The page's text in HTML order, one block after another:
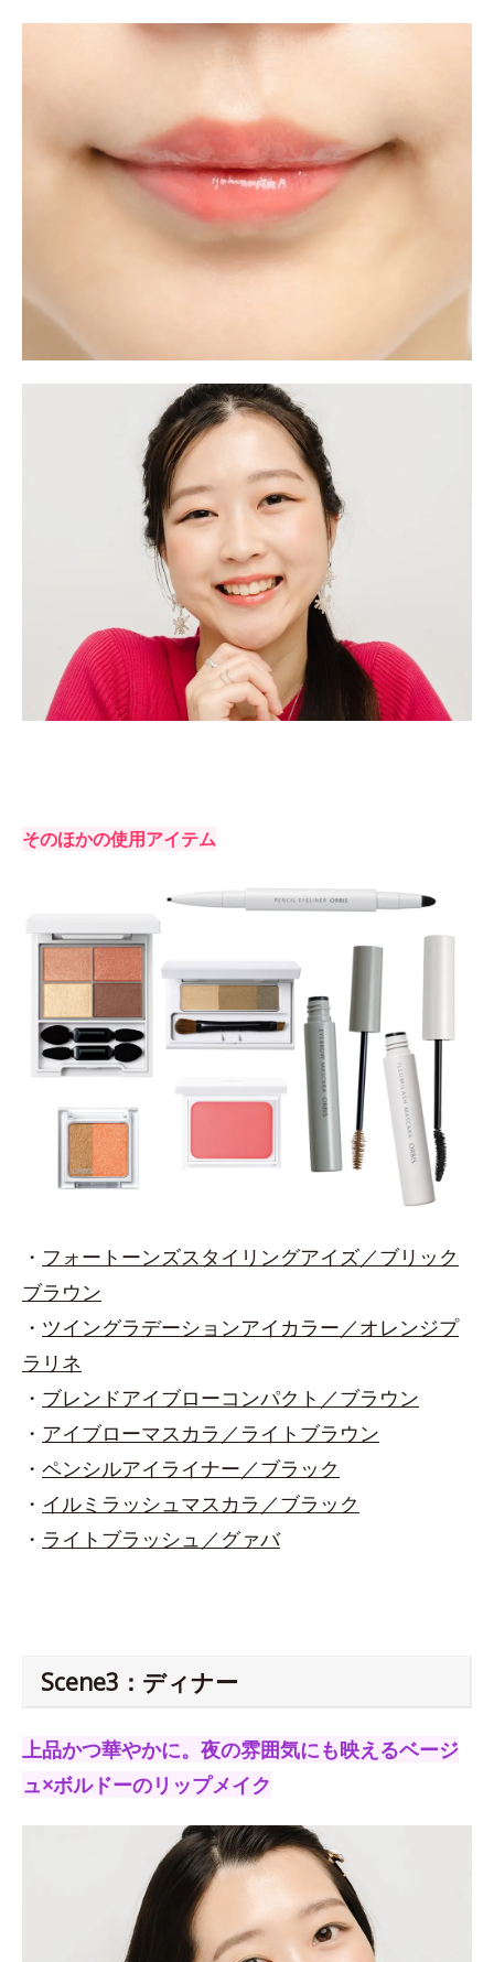
そのほかの使用アイテム
・ フォートーンズスタイリングアイズ／ブリック
ブラウン
・ ツイングラデーションアイカラー／オレンジプ
ラリネ
・ ブレンドアイブローコンパクト／ブラウン
・ アイブローマスカラ／ライトブラウン
・ ペンシルアイライナー／ブラック
・ イルミラッシュマスカラ／ブラック
・ ライトブラッシュ／グァバ
Scene3：ディナー
上品かつ華やかに。夜の雰囲気にも映えるベージ
ュ×ボルドーのリップメイク